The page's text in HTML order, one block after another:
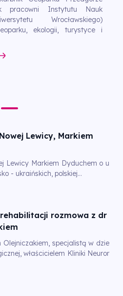
pracowni Instytutu Nauk
Wrocławskiego)
ekologii, turystyce i
Lewicy, Markiem
Lewicy Markiem Dyduchem o u
- ukraińskich, polskiej...
rozmowa z dr
specjalistą w dzie
właścicielem Kliniki Neuror